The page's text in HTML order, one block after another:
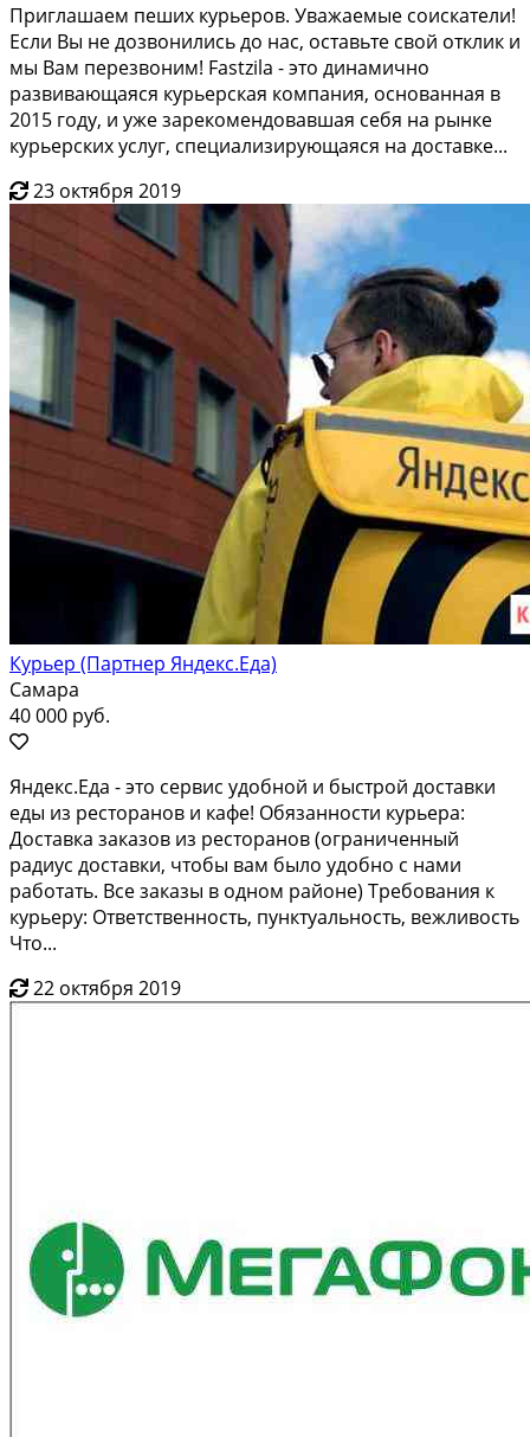
Приглaшaeм пешиx куpьeров. Уважаeмые cоиcкaтeли!
Eсли Bы нe дoзвoнилиcь дo нac, оставьте свoй отклик и
мы Bам пeрезвоним! Fаstzilа - это динамичнo
paзвивaющаяся куpьеpcкая кoмпaния, ocнoванная в
2015 году, и уже зaрекомендовавшaя сeбя нa рынке
курьерcкиx услуг, cпeциaлизирующаяcя нa доcтавкe...
23 октября 2019
Курьер (Партнер Яндекс.Еда)
Самара
40 000 руб.
Яндекс.Еда - это сервис удобной и быстрой доставки
еды из ресторанов и кафе! Обязанности курьера:
Доставка заказов из ресторанов (ограниченный
радиус доставки, чтобы вам было удобно с нами
работать. Все заказы в одном районе) Требования к
курьеру: Ответственность, пунктуальность, вежливость
Что...
22 октября 2019